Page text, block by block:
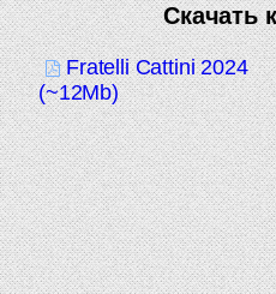
Скачать
Fratelli Cattini 2024
(~12Mb)